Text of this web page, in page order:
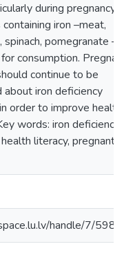
during pregnancy.
iron –meat,
pomegranate –
consumption.
continue to be
about iron deficiency
order to improve health
words: iron deficiency
literacy, pregnant
handle/7/